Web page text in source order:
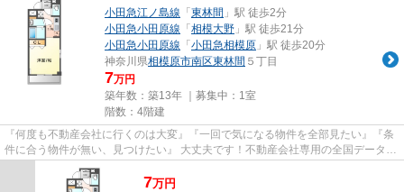
小田急江ノ島線 「 東林間 」駅 徒歩2分
小田急小田原線 「 相模大野 」駅 徒歩21分
小田急小田原線 「 小田急相模原 」駅 徒歩20分
神奈川県相模原市南区東林間 ５丁目
7万円
築年数：築13年 ｜募集中： 1室
階数：4階建
『何度も不動産会社に行くのは大変』『一回で気になる物件を全部見たい』『条
件に合う物件が無い、見つけたい』 大丈夫です！不動産会社専用の全国データベ
ースを利用して、エリアを問...
7万円